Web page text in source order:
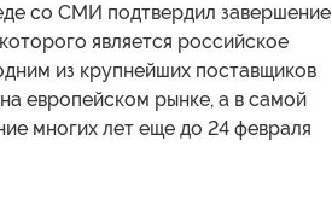
со СМИ подтвердил завершение
является российское
из крупнейших поставщиков
европейском рынке, а в самой
многих лет еще до 24 февраля